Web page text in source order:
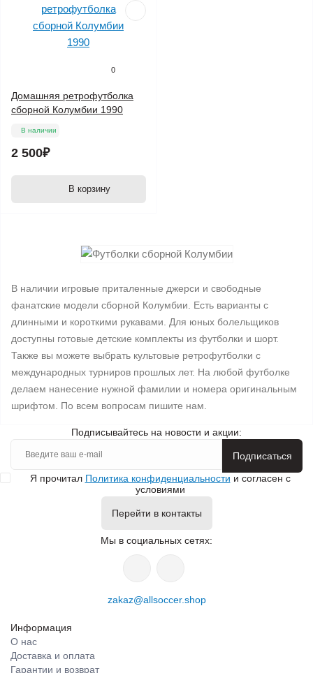
0
Домашняя ретрофутболка
сборной Колумбии 1990
В наличии
2 500₽
В корзину
В наличии игровые приталенные джерси и свободные
фанатские модели сборной Колумбии. Есть варианты с
длинными и короткими рукавами. Для юных болельщиков
доступны готовые детские комплекты из футболки и шорт.
Также вы можете выбрать культовые ретрофутболки с
международных турниров прошлых лет. На любой футболке
делаем нанесение нужной фамилии и номера оригинальным
шрифтом. По всем вопросам пишите нам.
Подписывайтесь на новости и акции:
Подписаться
Я прочитал Политика конфиденциальности и согласен с
условиями
Перейти в контакты
Мы в социальных сетях:
zakaz@allsoccer.shop
Информация
О нас
Доставка и оплата
Гарантии и возврат